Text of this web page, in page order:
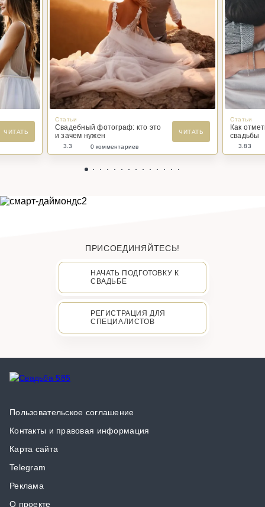
ЧИТАТЬ
Статьи
Свадебный фотограф: кто это
и зачем нужен
ЧИТАТЬ
3.3 0 комментариев
Статьи
Как
свадьбы
3.83
ПРИСОЕДИНЯЙТЕСЬ!
НАЧАТЬ ПОДГОТОВКУ К
СВАДЬБЕ
РЕГИСТРАЦИЯ ДЛЯ
СПЕЦИАЛИСТОВ
Пользовательское соглашение
Контакты и правовая информация
Карта сайта
Telegram
Реклама
О проекте